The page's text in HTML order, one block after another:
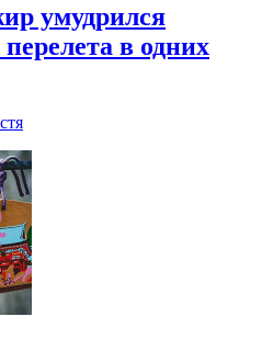
умудрился
в одних